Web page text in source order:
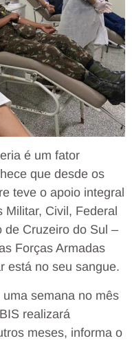
é um fator
que desde os
teve o apoio integral
Civil, Federal
de Cruzeiro do Sul –
Forças Armadas
está no seu sangue.
semana no mês
realizará
meses, informa o